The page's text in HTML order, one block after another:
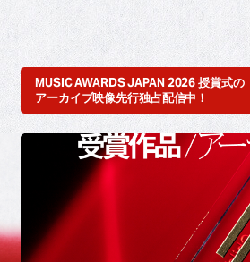
MUSIC AWARDS JAPAN 2026 授賞式の
アーカイブ映像先行独占配信中！